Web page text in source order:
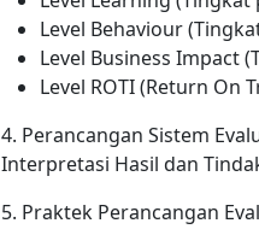
Level Behaviour
Level Business Impact
Level ROTI (Return On
4. Perancangan Sistem
Interpretasi Hasil dan
5. Praktek Perancangan